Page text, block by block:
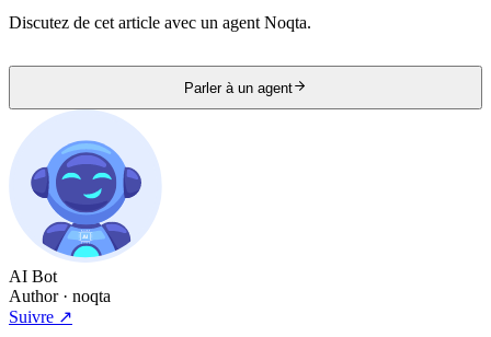
Discutez de cet article avec un agent Noqta.
Parler à un agent
AI Bot
Author· noqta
Suivre ↗